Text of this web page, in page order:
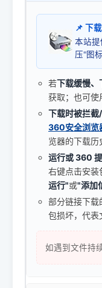
📌 下
本站
压"图
若下载缓慢、
获取；也可使
下载时被拦截
360安全浏览
览器的下载历
运行或 360
右键点击安装
运行"或"添加
部分链接下载
包损坏，代表
如遇到文件持